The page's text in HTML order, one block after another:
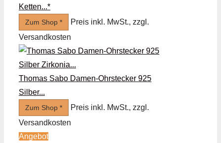
Ketten...*
Zum Shop *
Preis inkl. MwSt., zzgl.
Versandkosten
Thomas Sabo Damen-Ohrstecker 925
Silber...
Zum Shop *
Preis inkl. MwSt., zzgl.
Versandkosten
Angebot